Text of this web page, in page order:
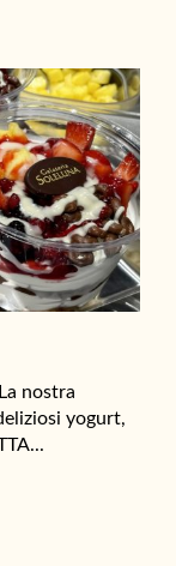
nostra
yogurt,